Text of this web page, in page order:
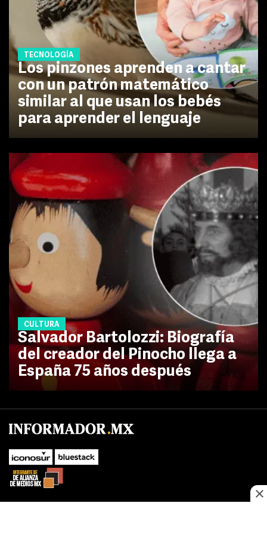
TECNOLOGÍA
Los pinzones aprenden a cantar
con un patrón matemático
similar al que usan los bebés
para aprender el lenguaje
CULTURA
Salvador Bartolozzi: Biografía
del creador del Pinocho llega a
España 75 años después